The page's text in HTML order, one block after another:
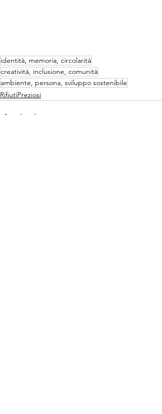
identità, memoria, circolarità
creatività, inclusione, comunità
ambiente, persona, sviluppo sostenibile
RifiutiPreziosi